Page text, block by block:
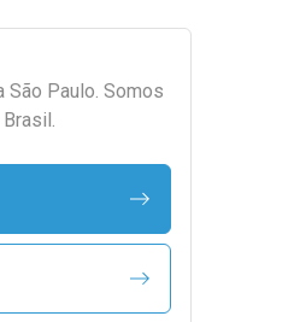
São Paulo. Somos